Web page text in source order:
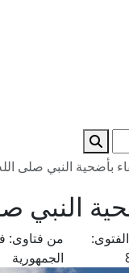
بأضحية النبي صلى
النبي
من فتاوى:
الجمهورية